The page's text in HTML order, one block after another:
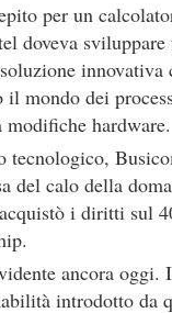
per un
doveva
il mondo dei
hardware.
tecnologico,
del calo della
i diritti sul
ancora
introdotto da